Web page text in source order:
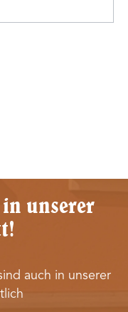
in unserer
auch in unserer